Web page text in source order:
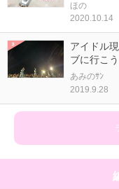
ほの
2020.10.14
アイドル
ブに行こ
あみのｻﾝ
2019.9.28